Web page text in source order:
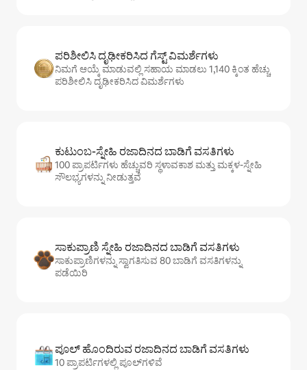
ಪರಿಶೀಲಿಸಿ ದೃಢೀಕರಿಸಿದ ಗೆಸ್ಟ್ ವಿಮರ್ಶೆಗಳು
ನಿಮಗೆ ಆಯ್ಕೆ ಮಾಡುವಲ್ಲಿ ಸಹಾಯ ಮಾಡಲು 1,140 ಕ್ಕಿಂತ ಹೆಚ್ಚು
ಪರಿಶೀಲಿಸಿ ದೃಢೀಕರಿಸಿದ ವಿಮರ್ಶೆಗಳು
ಕುಟುಂಬ-ಸ್ನೇಹಿ ರಜಾದಿನದ ಬಾಡಿಗೆ ವಸತಿಗಳು
100 ಪ್ರಾಪರ್ಟಿಗಳು ಹೆಚ್ಚುವರಿ ಸ್ಥಳಾವಕಾಶ ಮತ್ತು ಮಕ್ಕಳ-ಸ್ನೇಹಿ
ಸೌಲಭ್ಯಗಳನ್ನು ನೀಡುತ್ತವೆ
ಸಾಕುಪ್ರಾಣಿ ಸ್ನೇಹಿ ರಜಾದಿನದ ಬಾಡಿಗೆ ವಸತಿಗಳು
ಸಾಕುಪ್ರಾಣಿಗಳನ್ನು ಸ್ವಾಗತಿಸುವ 80 ಬಾಡಿಗೆ ವಸತಿಗಳನ್ನು
ಪಡೆಯಿರಿ
ಪೂಲ್ ಹೊಂದಿರುವ ರಜಾದಿನದ ಬಾಡಿಗೆ ವಸತಿಗಳು
10 ಪ್ರಾಪರ್ಟಿಗಳಲ್ಲಿ ಪೂಲ್‌‌‌‌‌‌‌‌‌ಗಳಿವೆ